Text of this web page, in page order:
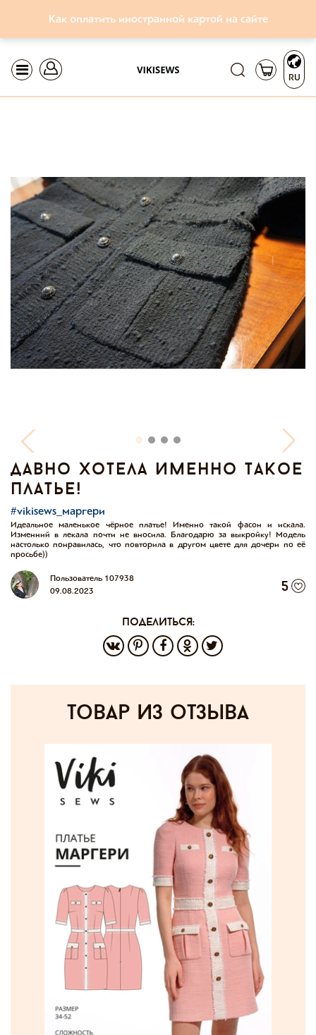
Как оплатить иностранной картой на сайте
RU
давно хотела именно такое
платье!
#vikisews_маргери
Идеальное маленькое чёрное платье! Именно такой фасон и искала.
Изменний в лекала почти не вносила. Благодарю за выкройку! Модель
настолько понравилась, что повторила в другом цвете для дочери по её
просьбе))
Пользователь 107938
09.08.2023
5
поделиться:
товар из отзыва